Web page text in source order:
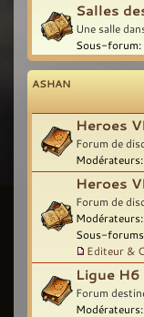
Salles
Une salle
Sous-forum:
ASHAN
Heroes
Forum de
Modérateurs:
Heroes
Forum de
Modérateurs:
Sous-
Editeur &
Ligue H6
Forum
Modérateurs: